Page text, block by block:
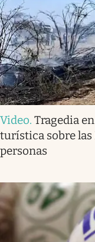
Video. Tragedia
turística sobre las
personas